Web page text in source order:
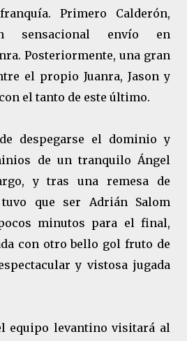
Primero Calderón,
sensacional envío en
Posteriormente, una gran
el propio Juanra, Jason y
el tanto de este último.
despegarse el dominio y
de un tranquilo Ángel
y tras una remesa de
que ser Adrián Salom
minutos para el final,
con otro bello gol fruto de
y vistosa jugada
equipo levantino visitará al